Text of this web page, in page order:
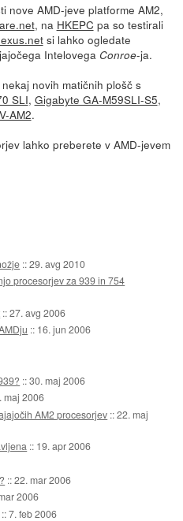
nove AMD-jeve platforme AM2,
, na HKEPC pa so testirali
si lahko ogledate
Intelovega Conroe-ja.
novih matičnih plošč s
SLI, Gigabyte GA-M59SLI-S5,
AM2.
lahko preberete v AMD-jevem
::29. avg 2010
procesorjev za 939 in 754
::27. avg 2006
:: 16. jun 2006
::30. maj 2006
maj 2006
AM2 procesorjev ::22. maj
:: 19. apr 2006
::22. mar 2006
2006
::7. feb 2006